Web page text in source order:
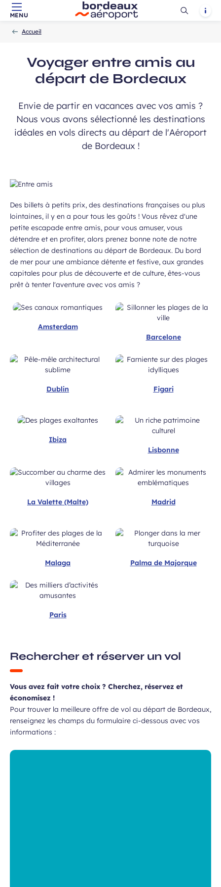
Aller au contenu principal
Aller à la navigation
Aller à la
MENU
Ouvrir
Accueil
Voyager entre amis au
départ de Bordeaux
Envie de partir en vacances avec vos amis ?
Nous vous avons sélectionné les destinations
idéales en vols directs au départ de l'Aéroport
de Bordeaux !
Des billets à petits prix, des destinations françaises ou plus
lointaines, il y en a pour tous les goûts ! Vous rêvez d'une
petite escapade entre amis, pour vous amuser, vous
détendre et en profiter, alors prenez bonne note de notre
sélection de destinations au départ de Bordeaux. Du bord
de mer pour une ambiance détente et festive, aux grandes
capitales pour plus de découverte et de culture, êtes-vous
prêt à tenter l'aventure avec vos amis ?
Amsterdam
Barcelone
Dublin Figari
Ibiza
Lisbonne
La Valette (Malte) Madrid
Malaga Palma de Majorque
Paris
Rechercher et réserver un vol
Vous avez fait votre choix ? Cherchez, réservez et
économisez !
Pour trouver la meilleure offre de vol au départ de Bordeaux,
renseignez les champs du formulaire ci-dessous avec vos
informations :
PrénomChamp
et j’accepte que mes données
communication dans le cadre de
l’Aéroport de Bordeaux.Champ
requis